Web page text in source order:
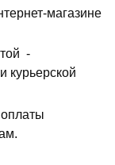
магазине
-
курьерской